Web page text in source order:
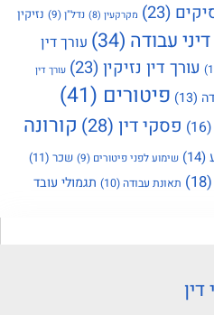
(23) מקרקעין (8) נדל"ן(9)
נזיקין
עבודה (34)
עורך דין
עורך דין נזיקין(23) עורך דין
(13) פיטורים (41)
(16) פסקי דין (28)
קורונה
(14) שימוע לפני פיטורים (9) שכר (11)
(18) תאונת עבודה (10)
תגמולי עובד
דין